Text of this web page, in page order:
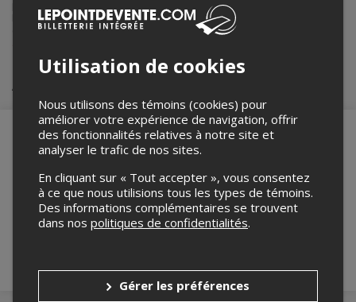
Pour plus d’information à propos de cet événement, veuillez
contacter l’organisateur de l’événement,Auberge La Fascine
Achat de billets
Merci de confirmer que vous n'êtes pas un
robot ci-bas.
Utilisation de cookies
Nous utilisons des témoins (cookies) pour
améliorer votre expérience de navigation, offrir
des fonctionnalités relatives à notre site et
analyser le trafic de nos sites.
En cliquant sur « Tout accepter », vous consentez
à ce que nous utilisions tous les types de témoins.
Des informations complémentaires se trouvent
dans nos politiques de confidentialités.
Gérer les préférences